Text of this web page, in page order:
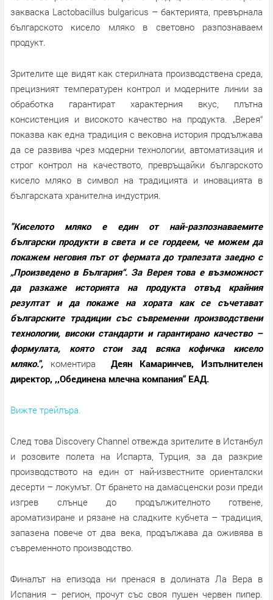
закваска Lactobacillus bulgaricus – бактерията, превърнала
българското кисело мляко в световно разпознаваем
продукт.
Зрителите ще видят как стерилната производствена среда,
прецизният температурен контрол и модерните линии за
обработка гарантират характерния вкус, плътна
консистенция и високото качество на продукта. „Верея“
показва как една традиция с вековна история продължава
да се развива чрез модерни технологии, автоматизация и
строг контрол на качеството, превръщайки българското
кисело мляко в символ на традицията и иновацията в
българската хранителна индустрия.
"Киселото мляко е един от най-разпознаваемите
български продукти в света и се гордеем, че можем да
покажем неговия път от фермата до трапезата заедно с
„Произведено в България“. За Верея това е възможност
да разкаже историята на продукта отвъд крайния
резултат и да покаже на хората как се съчетават
българските традиции със съвременни производствени
технологии, високи стандарти и гарантирано качество –
формулата, която стои зад всяка кофичка кисело
мляко.",
коментира
Деян Камаринчев, Изпълнителен
директор, ,,Обединена млечна компания“ ЕАД.
Вижте трейлъра.
След това Discovery Channel отвежда зрителите в Истанбул
и розовите полета на Испарта, Турция, за да разкрие
производството на един от най-известните ориенталски
десерти – локумът. От брането на дамасценски рози преди
изгрев слънце до продължителното готвене,
ароматизиране и рязане на сладките кубчета – традиция,
запазена повече от два века, продължава да оживява в
съвременното производство.
Финалът на епизода ни пренася в долината Ла Вера в
Испания – регион, прочут със своя пушен червен пипер.